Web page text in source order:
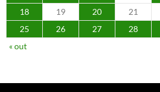
18 19 20 21
25
26 27 28
« out